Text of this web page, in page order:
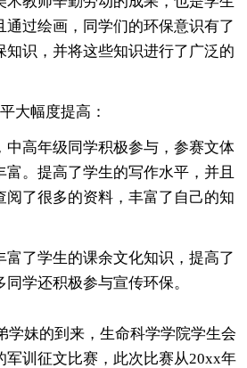
通过绘画，同学们的环保意识有了
知识，并将这些知识进行了广泛的
大幅度提高：
中高年级同学积极参与，参赛文体
。提高了学生的写作水平，并且
阅了很多的资料，丰富了自己的知
富了学生的课余文化知识，提高了
学还积极参与宣传环保。
学妹的到来，生命科学学院学生会
军训征文比赛，此次比赛从20xx年